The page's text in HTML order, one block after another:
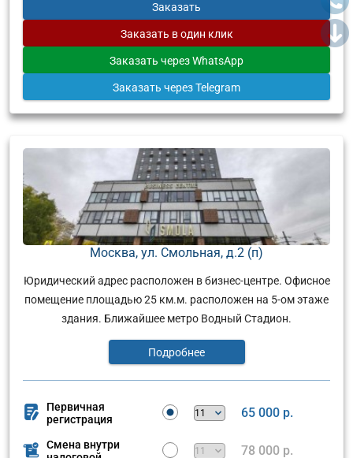
Заказать
Заказать в один клик
Заказать через WhatsApp
Заказать через Telegram
Москва, ул. Смольная, д.2 (п)
Юридический адрес расположен в бизнес-центре. Офисное
помещение площадью 25 км.м. расположен на 5-ом этаже
здания. Ближайшее метро Водный Стадион.
Подробнее
Первичная
регистрация
65 000 р.
Смена внутри
78 000 р.